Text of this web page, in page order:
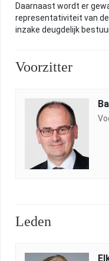
Daarnaast wordt er
representativiteit van
inzake deugdelijk
Voorzitter
Leden
REGELGEVING
NUTTIGE INFO
ARCHIEF